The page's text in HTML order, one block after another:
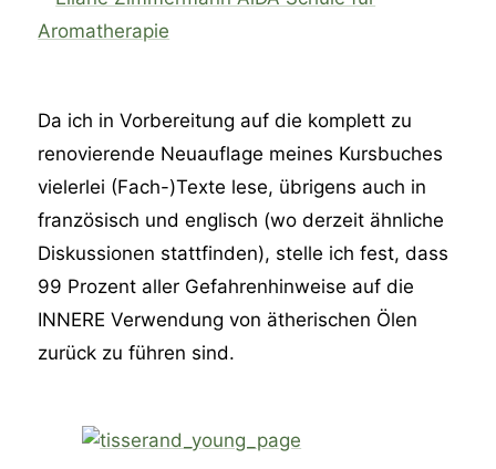
Da ich in Vorbereitung auf die komplett zu
renovierende Neuauflage meines Kursbuches
vielerlei (Fach-)Texte lese, übrigens auch in
französisch und englisch (wo derzeit ähnliche
Diskussionen stattfinden), stelle ich fest, dass
99 Prozent aller Gefahrenhinweise auf die
INNERE Verwendung von ätherischen Ölen
zurück zu führen sind.